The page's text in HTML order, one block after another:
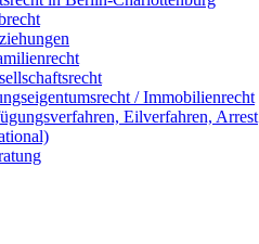
/ Immobilienrecht
Eilverfahren, Arrest